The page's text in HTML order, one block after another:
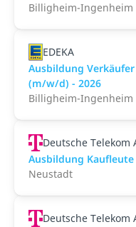
Billigheim-Ingenheim
EDEKA
Ausbildung
(m/w/d) - 2026
Billigheim-Ingenheim
Deutsche Telekom
Ausbildung
Neustadt
Deutsche Telekom